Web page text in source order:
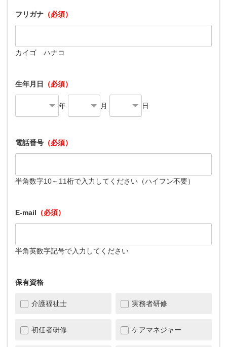
フリガナ （必須）
カイゴ ハナコ
生年月日 （必須）
年 月 日
電話番号 （必須）
半角数字10～11桁で入力してください（ハイフン不要）
E-mail （必須）
半角英数字記号で入力してください
保有資格
介護福祉士 実務者研修
初任者研修 ケアマネジャー